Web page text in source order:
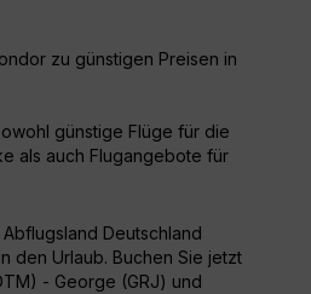
zu günstigen Preisen in
günstige Flüge für die
als auch Flugangebote für
Deutschland
den Urlaub. Buchen Sie jetzt
- George (GRJ) und